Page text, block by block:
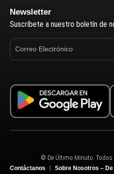
Newsletter
Suscríbete a nuestro boletín de
© De Último Minuto. Todos
Contáctanos
Sobre Nosotros –